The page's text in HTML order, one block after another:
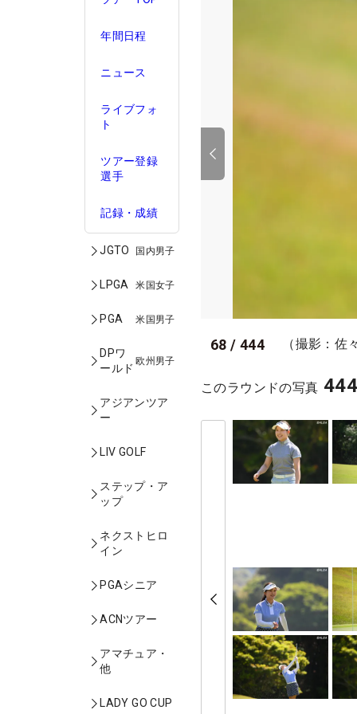
年間日程
ニュース
ライブフォ
ト
ツアー登録
選手
記録・成績
JGTO 国内男子
LPGA 米国女子
PGA 米国男子
DPワ
ールド
欧州男子
アジアンツア
ー
LIV GOLF
ステップ・ア
ップ
ネクストヒロ
イン
PGAシニア
ACNツアー
アマチュア・
他
LADY GO CUP
68 /444 （撮影：佐
このラウンドの写真